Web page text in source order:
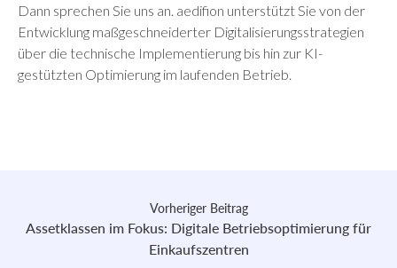
Dann sprechen Sie uns an. aedifion unterstützt Sie von der
Entwicklung maßgeschneiderter Digitalisierungsstrategien
über die technische Implementierung bis hin zur KI-
gestützten Optimierung im laufenden Betrieb.
Vorheriger Beitrag
Assetklassen im Fokus: Digitale Betriebsoptimierung für
Einkaufszentren